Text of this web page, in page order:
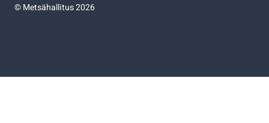
©Metsähallitus 2026